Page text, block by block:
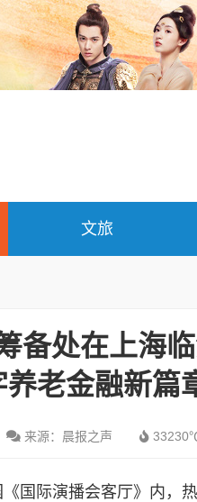
文旅
备处在上海
老金融新篇
来源：晨报之声
国际演播会客厅》内，